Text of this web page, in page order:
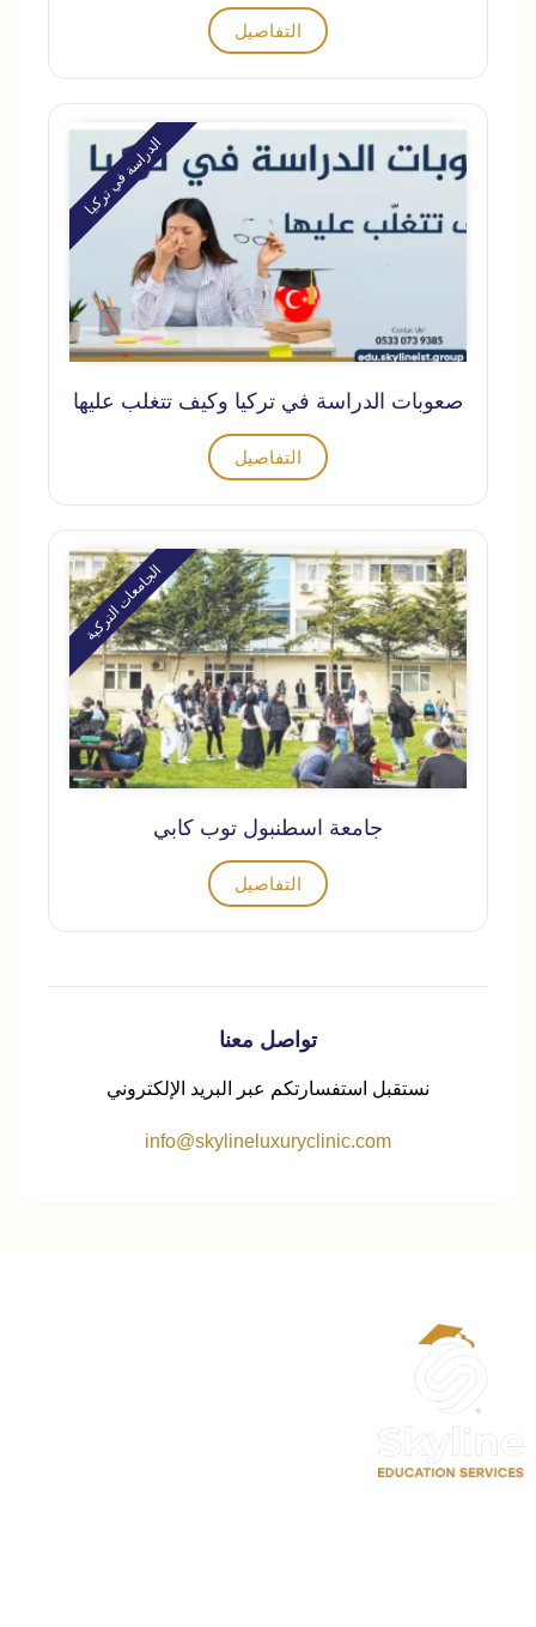
التفاصيل
الدراسة في تركيا
صعوبات الدراسة في تركيا وكيف تتغلب عليها
التفاصيل
الجامعات التركية
جامعة اسطنبول توب كابي
التفاصيل
تواصل معنا
نستقبل استفسارتكم عبر البريد الإلكتروني
info@skylineluxuryclinic.com